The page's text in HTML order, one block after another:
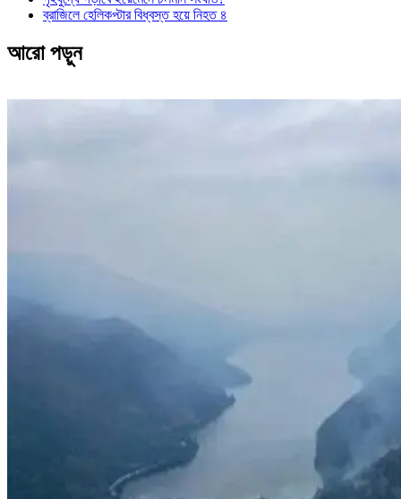
ব্রাজিলে হেলিকপ্টার বিধ্বস্ত হয়ে নিহত ৪
আরো পড়ুন